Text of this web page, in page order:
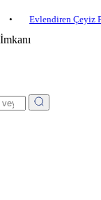
Evlendiren Çeyiz Paketleri
İmkanı